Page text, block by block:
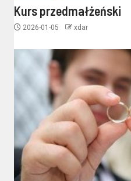
Kurs przedmałżeński
2026-01-05 xdar